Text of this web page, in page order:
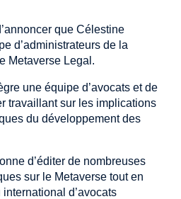
que Célestine
d’administrateurs de la
Metaverse Legal.
une équipe d’avocats et de
travaillant sur les implications
du développement des
d’éditer de nombreuses
sur le Metaverse tout en
d’avocats